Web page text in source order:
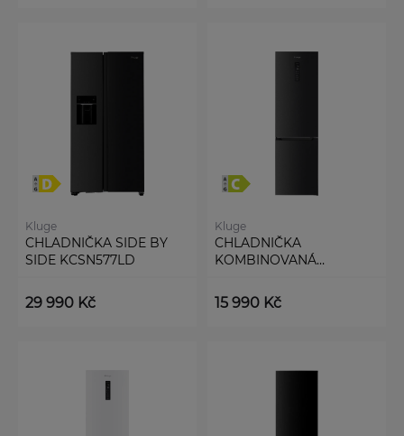
Kluge
CHLADNIČKA SIDE BY
SIDE KCSN577LD
29 990 Kč
Kluge
CHLADNIČKA
KOMBINOVANÁ
15 990 Kč